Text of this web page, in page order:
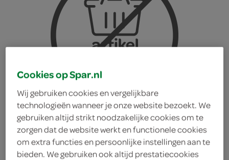
Cookies op Spar.nl
Wij gebruiken cookies en vergelijkbare
technologieën wanneer je onze website bezoekt. We
gebruiken altijd strikt noodzakelijke cookies om te
zorgen dat de website werkt en functionele cookies
om extra functies en persoonlijke instellingen aan te
bieden. We gebruiken ook altijd prestatiecookies